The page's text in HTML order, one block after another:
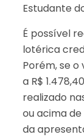
Estudante
É possível
lotérica
Porém, se
a R$
realizado
ou acima de
da